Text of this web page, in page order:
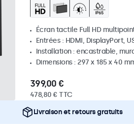
Écran tactile Full HD
Entrées : HDMI, DisplayPort,
Installation : encastrable,
Dimensions : 297 x 185 x 40
399,00 €
478,80 € TTC
Livraison et retours gratuits